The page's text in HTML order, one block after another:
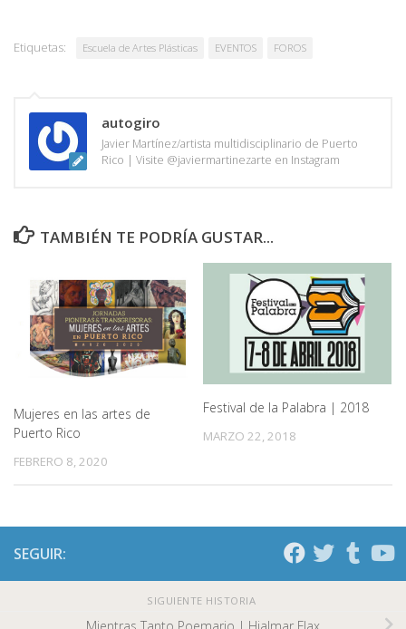
Etiquetas: Escuela de Artes Plásticas EVENTOS FOROS
autogiro
Javier Martínez/artista multidisciplinario de Puerto
Rico | Visite @javiermartinezarte en Instagram
TAMBIÉN TE PODRÍA GUSTAR...
Mujeres en las artes de
Puerto Rico
FEBRERO 8, 2020
Festival de la Palabra | 2018
MARZO 22, 2018
SEGUIR:
SIGUIENTE HISTORIA